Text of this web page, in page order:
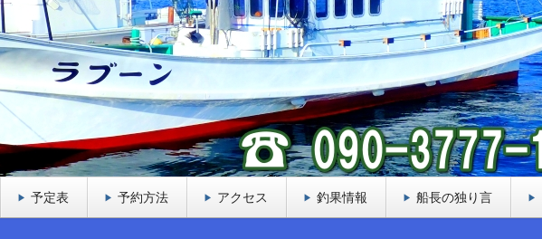
予定表 予約方法 アクセス 釣果情報 船長の独り言